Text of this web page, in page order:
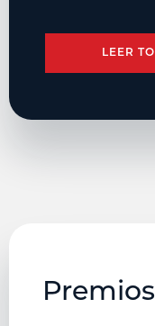
LEER